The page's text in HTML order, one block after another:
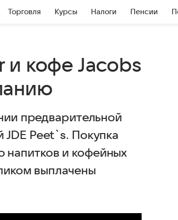
Торговля Курсы Налоги Пенсии
и кофе Jacobs
предварительной
Peet`s. Покупка
напитков и кофейных
выплачены